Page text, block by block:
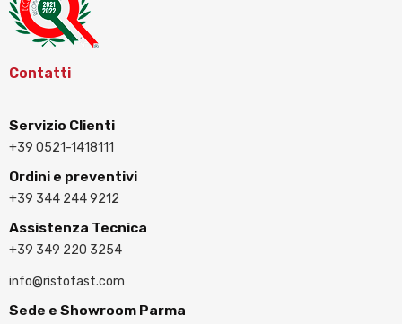
Contatti
Servizio Clienti
+39 0521-1418111
Ordini e preventivi
+39 344 244 9212
Assistenza Tecnica
+39 349 220 3254
info@ristofast.com
Sede e Showroom Parma